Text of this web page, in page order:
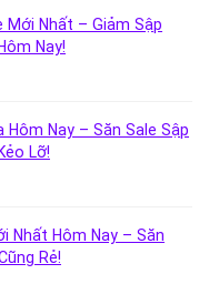
Mới Nhất – Giảm Sập
Nay!
Hôm Nay – Săn Sale Sập
Lỡ!
Nhất Hôm Nay – Săn
Rẻ!